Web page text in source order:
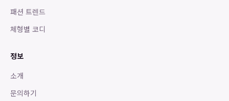
패션 트렌드
체형별 코디
정보
소개
문의하기